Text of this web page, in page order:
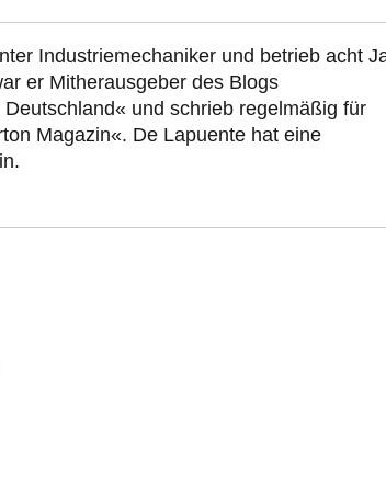
Industriemechaniker und betrieb acht
er Mitherausgeber des Blogs
und schrieb regelmäßig für
Magazin«. De Lapuente hat eine